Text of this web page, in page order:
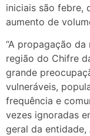
iniciais são febre,
aumento de
“A propagação
região do Chifre
grande
vulneráveis,
frequência e
vezes ignoradas
geral da entidade,